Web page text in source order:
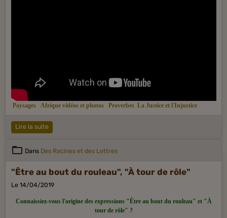
Paysages Afrique vidéos et photos Proverbes La Justice et l'Injustice
Lire la suite
Dans Des Racines et des Lettres
"Être au bout du rouleau", "À tour de rôle"
Le 14/04/2019
Connaissiez-vous l'origine des expressions "Être au bout du rouleau" et "À
tour de rôle" ?